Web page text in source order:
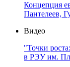
Концепция
Пантелеев,
Видео
"Точки
в РЭУ им.